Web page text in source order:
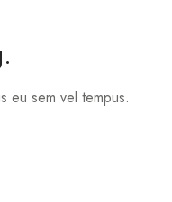
eu sem vel tempus.